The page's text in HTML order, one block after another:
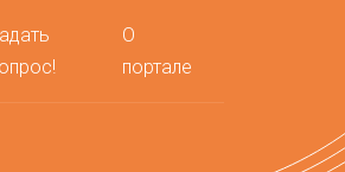
О
портале